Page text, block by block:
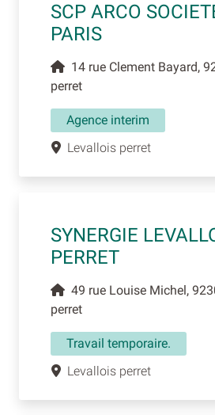
SCP ARCO
PARIS
14 rue Clement Bayard,
perret
Agence interim
Levallois perret
SYNERGIE
PERRET
49 rue Louise Michel,
perret
Travail temporaire.
Levallois perret